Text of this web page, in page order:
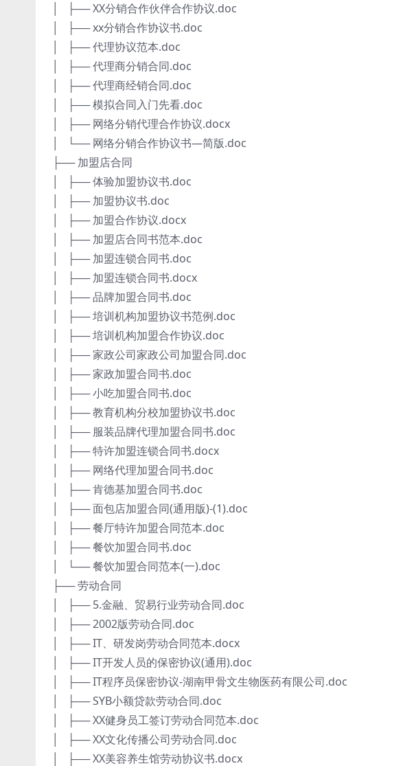
│ ├── XX分销合作伙伴合作协议.doc
│ ├── xx分销合作协议书.doc
│ ├── 代理协议范本.doc
│ ├── 代理商分销合同.doc
│ ├── 代理商经销合同.doc
│ ├── 模拟合同入门先看.doc
│ ├── 网络分销代理合作协议.docx
│ └── 网络分销合作协议书—简版.doc
├── 加盟店合同
│ ├── 体验加盟协议书.doc
│ ├── 加盟协议书.doc
│ ├── 加盟合作协议.docx
│ ├── 加盟店合同书范本.doc
│ ├── 加盟连锁合同书.doc
│ ├── 加盟连锁合同书.docx
│ ├── 品牌加盟合同书.doc
│ ├── 培训机构加盟协议书范例.doc
│ ├── 培训机构加盟合作协议.doc
│ ├── 家政公司家政公司加盟合同.doc
│ ├── 家政加盟合同书.doc
│ ├── 小吃加盟合同书.doc
│ ├── 教育机构分校加盟协议书.doc
│ ├── 服装品牌代理加盟合同书.doc
│ ├── 特许加盟连锁合同书.docx
│ ├── 网络代理加盟合同书.doc
│ ├── 肯德基加盟合同书.doc
│ ├── 面包店加盟合同(通用版)-(1).doc
│ ├── 餐厅特许加盟合同范本.doc
│ ├── 餐饮加盟合同书.doc
│ └── 餐饮加盟合同范本(一).doc
├── 劳动合同
│ ├── 5.金融、贸易行业劳动合同.doc
│ ├── 2002版劳动合同.doc
│ ├── IT、研发岗劳动合同范本.docx
│ ├── IT开发人员的保密协议(通用).doc
│ ├── IT程序员保密协议-湖南甲骨文生物医药有限公司.doc
│ ├── SYB小额贷款劳动合同.doc
│ ├── XX健身员工签订劳动合同范本.doc
│ ├── XX文化传播公司劳动合同.doc
│ ├── XX美容养生馆劳动协议书.docx